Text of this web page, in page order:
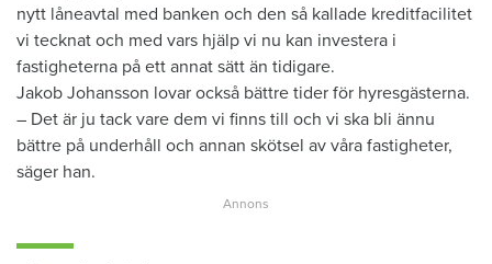
nytt låneavtal med banken och den så kallade kreditfacilitet
vi tecknat och med vars hjälp vi nu kan investera i
fastigheterna på ett annat sätt än tidigare.
Jakob Johansson lovar också bättre tider för hyresgästerna.
– Det är ju tack vare dem vi finns till och vi ska bli ännu
bättre på underhåll och annan skötsel av våra fastigheter,
säger han.